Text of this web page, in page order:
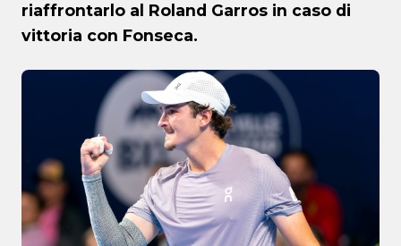
riaffrontarlo al Roland Garros in caso di
vittoria con Fonseca.